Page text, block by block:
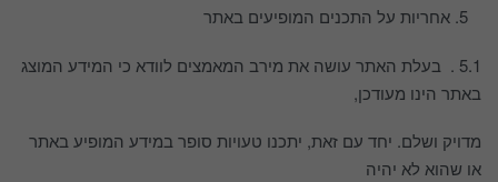
אחריות על התכנים המופיעים באתר
5.1 . בעלת האתר עושה את מירב המאמצים לוודא כי המידע המוצג
באתר הינו מעודכן,
מדויק ושלם. יחד עם זאת, יתכנו טעויות סופר במידע המופיע באתר
או שהוא לא יהיה